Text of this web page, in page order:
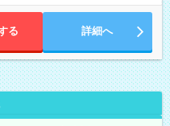
る 詳細へ